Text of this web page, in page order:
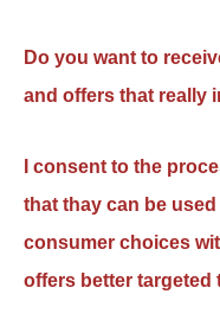
Do you want to
and offers that really
I consent to the
that thay can be
consumer choices
offers better targeted